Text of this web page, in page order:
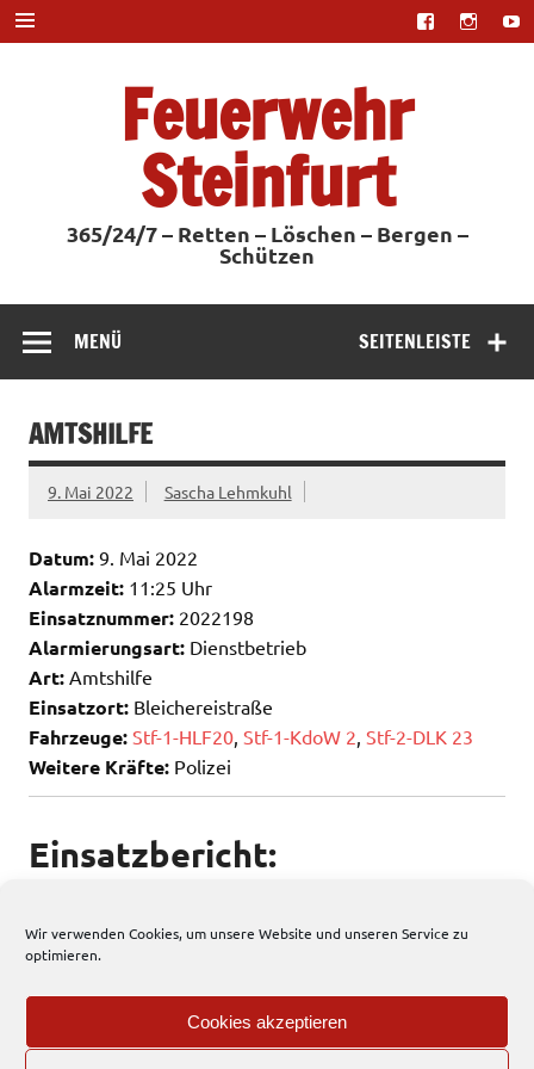
Wir verwenden Cookies, um unsere Website und unseren Service zu
optimieren.
Cookies akzeptieren
Zum
Inhalt
springen
Feuerwehr
Steinfurt
365/24/7 – Retten – Löschen – Bergen –
Schützen
SEITENLEISTE
MENÜ
AMTSHILFE
9. Mai 2022 Sascha Lehmkuhl
Datum: 9. Mai 2022
Alarmzeit: 11:25 Uhr
Einsatznummer: 2022198
Alarmierungsart: Dienstbetrieb
Art: Amtshilfe
Einsatzort: Bleichereistraße
Fahrzeuge: Stf-1-HLF20 Stf-1-KdoW 2 Stf-2-DLK 23
Weitere Kräfte: Polizei
Einsatzbericht:
380 total views